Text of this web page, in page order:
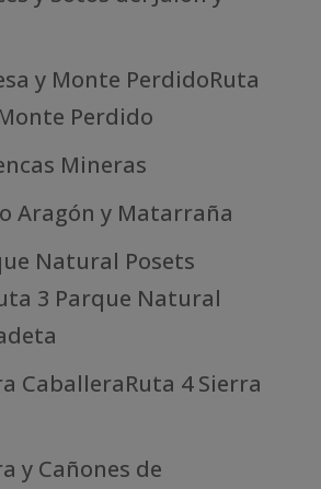
y Monte PerdidoRuta
Perdido
Mineras
Aragón y Matarraña
Natural Posets
3 Parque Natural
CaballeraRuta 4 Sierra
y Cañones de